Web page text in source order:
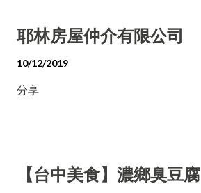
耶林房屋仲介有限公司
10/12/2019
分享
【台中美食】濃鄉臭豆腐